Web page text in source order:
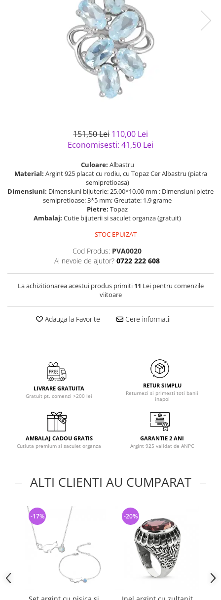
Bijuterii argint placat cu aur
Bijuterii argint cu diverse
Bijuterii argint cu murano
Bijuterii gotice si rock
Bijuterii Handmade
Casete si cutii de bijuterii
Solutii si lavete de curatare
151,50 Lei 110,00 Lei
Economisesti: 41,50 Lei
Culoare: Albastru
Material: Argint 925 placat cu rodiu, cu Topaz Cer Albastru (piatra
semipretioasa)
Dimensiuni: Dimensiuni bijuterie: 25,00*10,00 mm ; Dimensiuni pietre
semipretioase: 3*5 mm; Greutate: 1,9 grame
Pietre: Topaz
Ambalaj: Cutie bijuterii si saculet organza (gratuit)
STOC EPUIZAT
Cod Produs: PVA0020
Ai nevoie de ajutor? 0722 222 608
La achizitionarea acestui produs primiti 11 Lei pentru comenzile
viitoare
Adauga la Favorite Cere informatii
LIVRARE GRATUITA
Gratuit pt. comenzi >200 lei
RETUR SIMPLU
Returnezi si primesti toti banii
inapoi
AMBALAJ CADOU GRATIS
Cutiuta premium si saculet organza
GARANTIE 2 ANI
Argint 925 validat de ANPC
ALTI CLIENTI AU CUMPARAT
-17% -20%